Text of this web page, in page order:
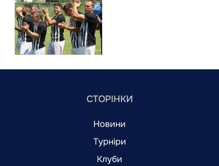
СТОРІНКИ
Новини
Турніри
Клуби